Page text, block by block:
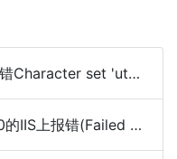
is not supported 解决方法
ASP.NET Core runtime)解决方法